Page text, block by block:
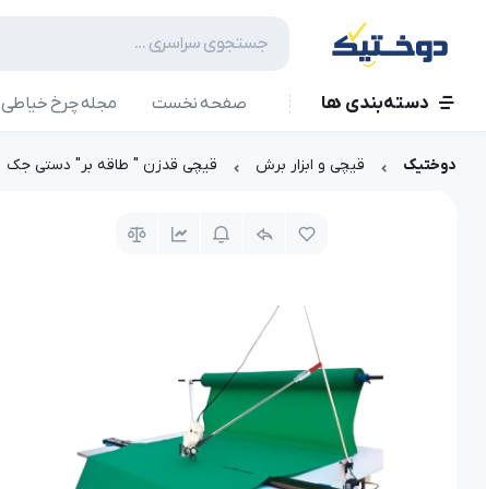
دسته‌بندی ها صفحه نخست مجله چرخ خیاطی
دوختیک قیچی و ابزار برش قیچی قدزن " طاقه بر" دستی جک